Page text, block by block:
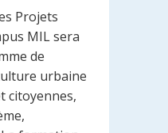
Projets
MIL sera
de
urbaine
citoyennes,